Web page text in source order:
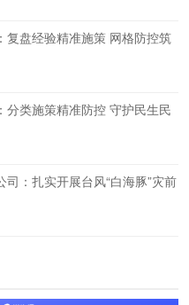
复盘经验精准施策 网格防控筑
分类施策精准防控 守护民生民
：扎实开展台风“白海豚”灾前